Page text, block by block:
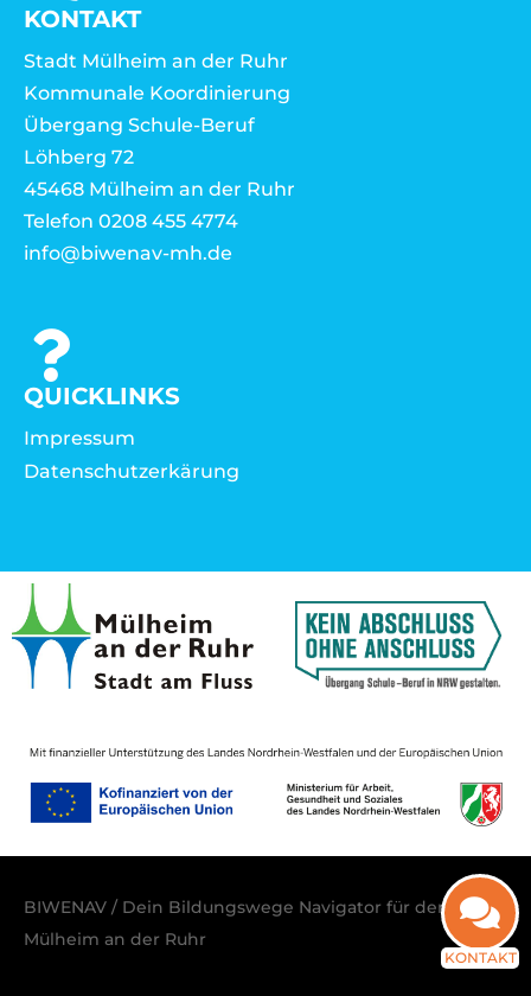
KONTAKT
Stadt Mülheim an der Ruhr
Kommunale Koordinierung
Übergang Schule-Beruf
Löhberg 72
45468 Mülheim an der Ruhr
Telefon 0208 455 4774
info@biwenav-mh.de
QUICKLINKS
Impressum
Datenschutzerkärung
BIWENAV / Dein Bildungswege Navigator für den Raum
Mülheim an der Ruhr
KONTAKT